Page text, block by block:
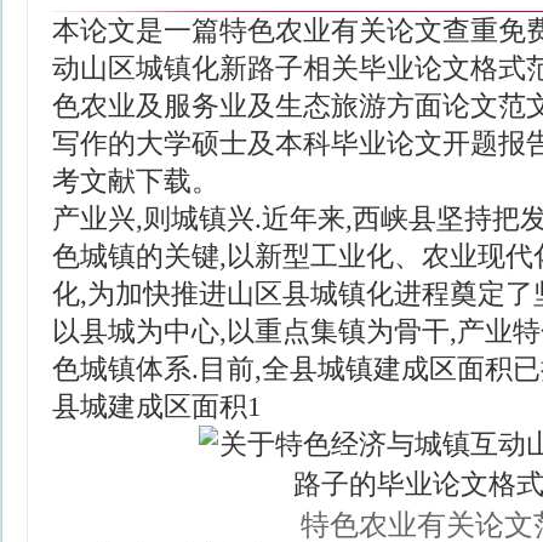
本论文是一篇特色农业有关论文查重免
动山区城镇化新路子相关毕业论文格式
色农业及服务业及生态旅游方面论文范
写作的大学硕士及本科毕业论文开题报
考文献下载。
产业兴,则城镇兴.近年来,西峡县坚持把
色城镇的关键,以新型工业化、农业现
化,为加快推进山区县城镇化进程奠定
以县城为中心,以重点集镇为骨干,产业
色城镇体系.目前,全县城镇建成区面积
县城建成区面积1
特色农业有关论文